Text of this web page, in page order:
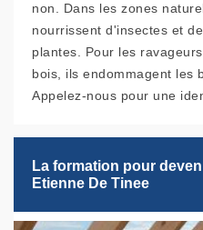
non. Dans les zones
nourrissent d'insectes et
plantes. Pour les
bois, ils endommagent les
Appelez-nous pour une
La formation pour
Etienne De Tinee